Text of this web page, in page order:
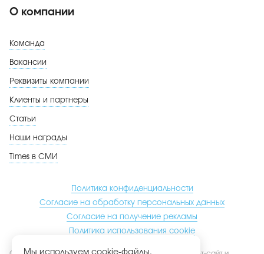
О компании
Команда
Вакансии
Реквизиты компании
Клиенты и партнеры
Статьи
Наши награды
Times в СМИ
Политика конфиденциальности
Согласие на обработку персональных данных
Согласие на получение рекламы
Политика использования cookie
Мы используем cookie-файлы.